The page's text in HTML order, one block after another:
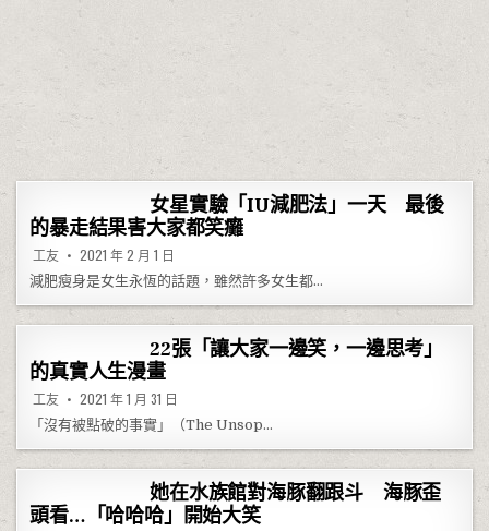
女星實驗「IU減肥法」一天 最後
的暴走結果害大家都笑癱
工友 2021 年 2 月 1 日
減肥瘦身是女生永恆的話題，雖然許多女生都…
22張「讓大家一邊笑，一邊思考」
的真實人生漫畫
工友 2021 年 1 月 31 日
「沒有被點破的事實」（The Unsop…
她在水族館對海豚翻跟斗 海豚歪
頭看…「哈哈哈」開始大笑